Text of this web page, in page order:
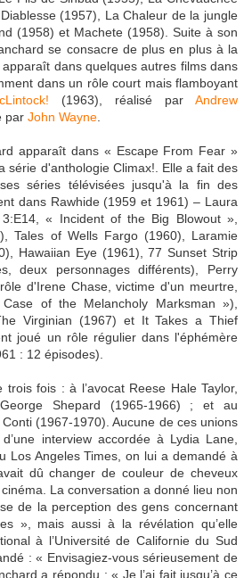
(1957), La Chaleur de la jungle
(1958) et Machete (1958). Suite à son
se consacre de plus en plus à la
dans quelques autres films dans
dans un rôle court mais flamboyant
(1963), réalisé par Andrew
par John Wayne
apparaît dans « Escape From Fear »
série d'anthologie Climax!. Elle a fait des
séries télévisées jusqu'à la fin des
dans Rawhide (1959 et 1961) – Laura
« Incident of the Big Blowout »,
Tales of Wells Fargo (1960), Laramie
Hawaiian Eye (1961), 77 Sunset Strip
deux personnages différents), Perry
d'Irene Chase, victime d'un meurtre,
of the Melancholy Marksman »),
Virginian (1967) et It Takes a Thief
joué un rôle régulier dans l'éphémère
: 12 épisodes).
fois : à l’avocat Reese Hale Taylor,
Shepard (1965-1966) ; et au
(1967-1970). Aucune de ces unions
interview accordée à Lydia Lane,
Los Angeles Times, on lui a demandé à
dû changer de couleur de cheveux
La conversation a donné lieu non
de la perception des gens concernant
», mais aussi à la révélation qu’elle
à l’Université de Californie du Sud
: « Envisagiez-vous sérieusement de
a répondu : « Je l’ai fait jusqu’à ce